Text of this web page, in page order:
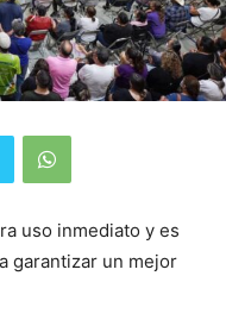
uso inmediato y es
garantizar un mejor